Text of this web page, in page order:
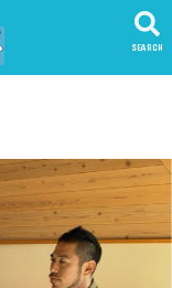
SEARCH